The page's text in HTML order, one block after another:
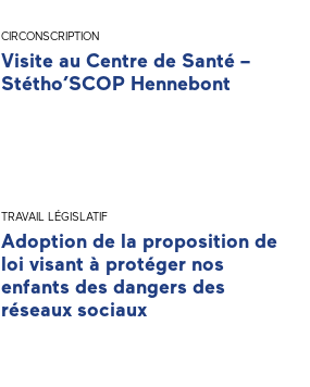
CIRCONSCRIPTION
Visite au Centre de Santé –
Stétho’SCOP Hennebont
TRAVAIL LÉGISLATIF
Adoption de la proposition de
loi visant à protéger nos
enfants des dangers des
réseaux sociaux